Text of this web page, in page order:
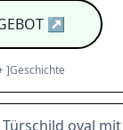
↗
]Geschichte
oval